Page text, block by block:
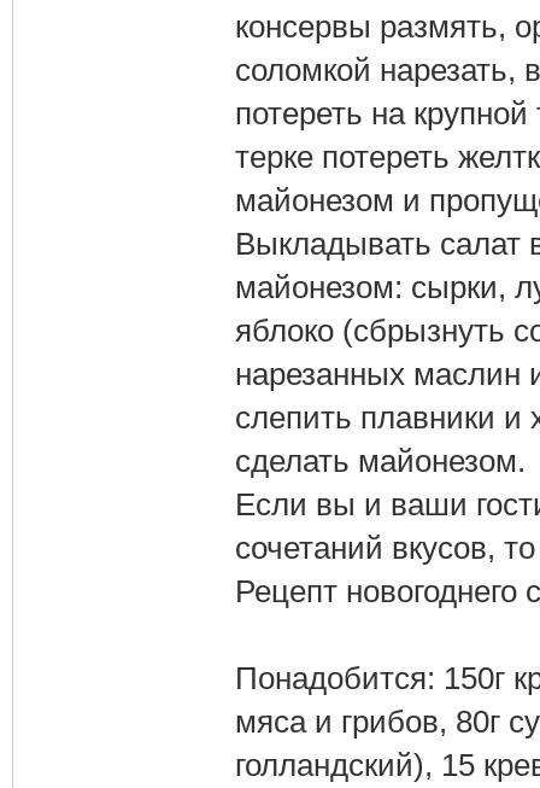
консервы размять,
соломкой нарезать,
потереть на
терке потереть
майонезом и
Выкладывать салат
майонезом: сырки,
яблоко (сбрызнуть
нарезанных маслин
слепить плавники и
сделать майонезом.
Если вы и ваши
сочетаний вкусов,
Рецепт новогоднего
Понадобится: 150г
мяса и грибов, 80г
голландский), 15